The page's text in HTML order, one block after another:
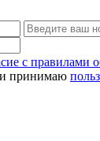
с правилами
принимаю